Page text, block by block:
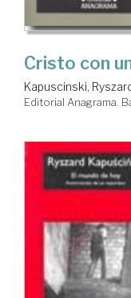
Cristo con
Kapuscinski,
Editorial Anagrama.